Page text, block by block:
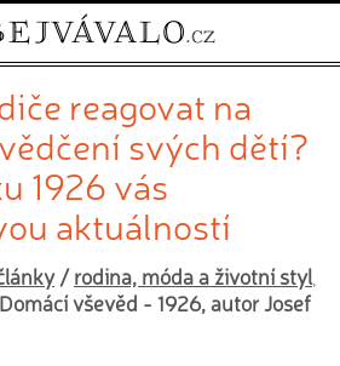
reagovat na
svých dětí?
1926 vás
aktuálností
/rodina, móda a životní styl
Domácí vševěd - 1926, autor Josef